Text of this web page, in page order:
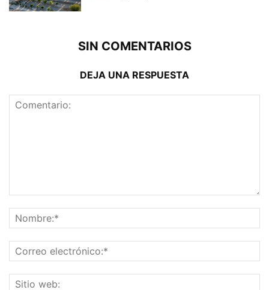
SIN COMENTARIOS
DEJA UNA RESPUESTA